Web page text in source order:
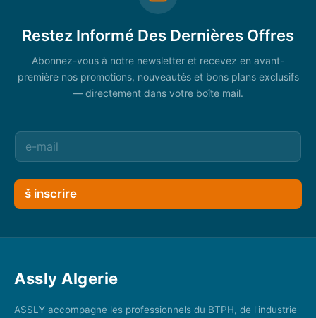
Restez Informé Des Dernières Offres
Abonnez-vous à notre newsletter et recevez en avant-
première nos promotions, nouveautés et bons plans exclusifs
— directement dans votre boîte mail.
š inscrire
Assly Algerie
ASSLY accompagne les professionnels du BTPH, de l'industrie